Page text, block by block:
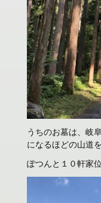
うちのお墓は、岐
になるほどの山道
ぽつんと１０軒家